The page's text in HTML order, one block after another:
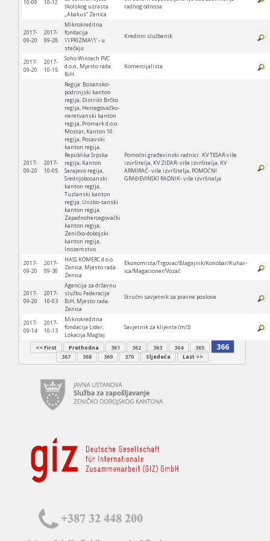
10-09
10-12
školskog uzrasta
„Abakus“ Zenica
radnog odnosa
2017-
09-20
2017-
09-28
Mikrokreditna
fondacija
\'\'PRIZMA\'\' - u
stečaju
Kreditni službenik
2017-
09-20
2017-
10-15
Soho Wintech PVC
d.o.o., Mjesto rada:
BiH
Komercijalista
2017-
09-20
2017-
10-05
Regija: Bosansko-
podrinjski kanton
regija, Distrikt Brčko
regija, Hercegovačko-
neretvanski kanton
regija, Promark d.o.o.
Mostar, Kanton 10
regija, Posavski
kanton regija,
Republika Srpska
regija, Kanton
Sarajevo regija,
Srednjobosanski
kanton regija,
Tuzlanski kanton
regija, Unsko-sanski
kanton regija,
Zapadnohercegovački
kanton regija,
Zeničko-dobojski
kanton regija,
Inozemstvo
Pomoćni građevinski radnici: .KV TESAR-više
izvršitelja, KV ZIDAR- više izvršitelja, KV
ARMIRAČ- više izvršitelja, POMOĆNI
GRAĐEVINSKI RADNIK- više izvršitelja
2017-
09-20
2017-
09-30
HASS KOMERC d.o.o.
Zenica, Mjesto rada:
Zenica
Ekonomista/Trgovac/Blagajnik/Konobar/Kuhar-
ica/Magacioner/Vozač
2017-
09-20
2017-
10-03
Agencija za državnu
službu Federacije
BiH, Mjesto rada:
Zenica
Stručni savjetnik za pravne poslove
2017-
09-14
2017-
10-13
Mikrokreditna
fondacija Lider,
Lokacija:Maglaj
Savjetnik za klijente (m/ž)
<< First Prethodna 361 362 363 364 365 366
367 368 369 370 Sljedeća Last >>